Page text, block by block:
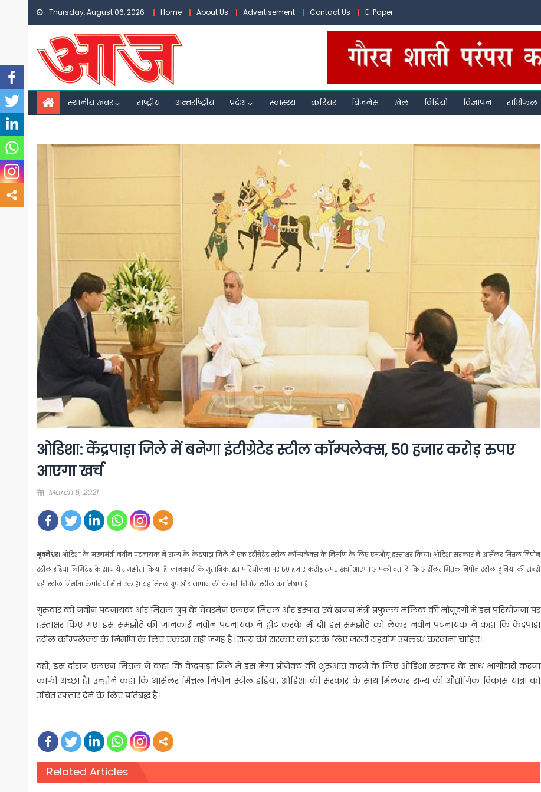
Skip
content
Thursday, August 06, 2026 Home About Us Advertisement Contact Us E-Paper
स्थानीय खबर राष्ट्रीय अन्तर्राष्ट्रीय प्रदेश स्वास्थ्य करियर बिजनेस खेल विडियो विज्ञापन राशिफल
ओडिशा: केंद्रपाड़ा जिले में बनेगा इंटीग्रेटेड स्टील कॉम्पलेक्स, 50 हजार करोड़ रुपए
आएगा खर्च
Posted
March 5, 2021
भुवनेश्वर। ओडिशा के मुख्यमंत्री नवीन पटनायक ने राज्य के केंद्रपाड़ा जिले में एक इंटीग्रेटेड स्टील कॉम्पलेक्स के निर्माण के लिए एमओयू हस्ताक्षर किया। ओडिशा सरकार ने आर्सेलर मित्तल निपोन
स्टील इंडिया लिमिटेड के साथ ये समझौता किया है। जानकारी के मुताबिक, इस परियोजना पर 50 हजार करोड़ रुपए खर्चा आएगा। आपको बता दें कि आर्सेलर मित्तल निपोन स्टील दुनिया की सबसे
बड़ी स्टील निर्माता कंपनियों में से एक है। यह मित्तल ग्रुप और जापान की कंपनी निपोन स्टील का मिश्रण है।
गुरुवार को नवीन पटनायक और मित्तल ग्रुप के चेयरमैन एलएन मित्तल और इस्पात एवं खनन मंत्री प्रफुल्ल मलिक की मौजूदगी में इस परियोजना पर
हस्ताक्षर किए गए। इस समझौते की जानकारी नवीन पटनायक ने ट्वीट करके भी दी। इस समझौते को लेकर नवीन पटनायक ने कहा कि केंद्रपाड़ा
स्टील कॉम्पलेक्स के निर्माण के लिए एकदम सही जगह है। राज्य की सरकार को इसके लिए जरूरी सहयोग उपलब्ध करवाना चाहिए।
वहीं, इस दौरान एलएन मित्तल ने कहा कि केंद्रपाड़ा जिले में इस मेगा प्रोजेक्ट की शुरुआत करने के लिए ओडिशा सरकार के साथ भागीदारी करना
काफी अच्छा है। उन्होंने कहा कि आर्सेलर मित्तल निपोन स्टील इंडिया, ओडिशा की सरकार के साथ मिलकर राज्य की औद्योगिक विकास यात्रा को
उचित रफ्तार देने के लिए प्रतिबद्ध है।
Related Articles